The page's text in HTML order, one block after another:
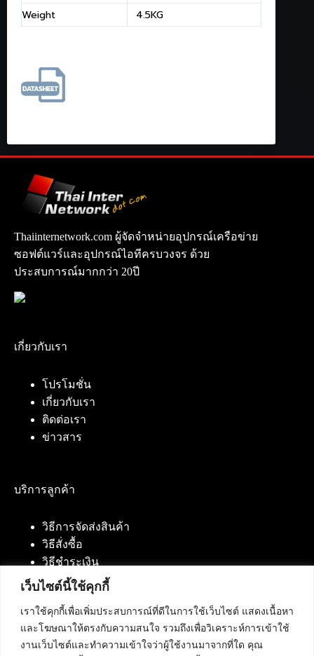
เว็บไซต์นี้ใช้คุกกี้
เราใช้คุกกี้เพื่อเพิ่มประสบการณ์ที่ดีในการใช้เว็บไซต์ แสดงเนื้อหา
และโฆษณาให้ตรงกับความสนใจ รวมถึงเพื่อวิเคราะห์การเข้าใช้
งานเว็บไซต์และทำความเข้าใจว่าผู้ใช้งานมาจากที่ใด คุณ
Weight
4.5KG
Thaiinternetwork.com ผู้จัดจำหน่ายอุปกรณ์เครือข่าย
ซอฟต์แวร์และอุปกรณ์ไอทีครบวงจร ด้วย
ประสบการณ์มากกว่า 20ปี
เกี่ยวกับเรา
โปรโมชั่น
เกี่ยวกับเรา
ติดต่อเรา
ข่าวสาร
บริการลูกค้า
วิธีการจัดส่งสินค้า
วิธีสั่งซื้อ
วิธีชำระเงิน
ติดต่อเรา
บริษัท เน็ทฟิวชั่น คอมมิวนิเคชั่น จำกัด 420/94 ถนน